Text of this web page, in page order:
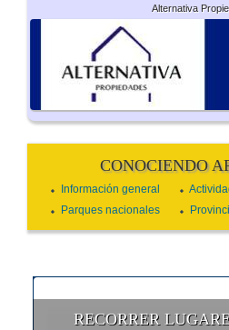
Alternativa
CONOCIENDO
Información general
Parques nacionales
RECORRER